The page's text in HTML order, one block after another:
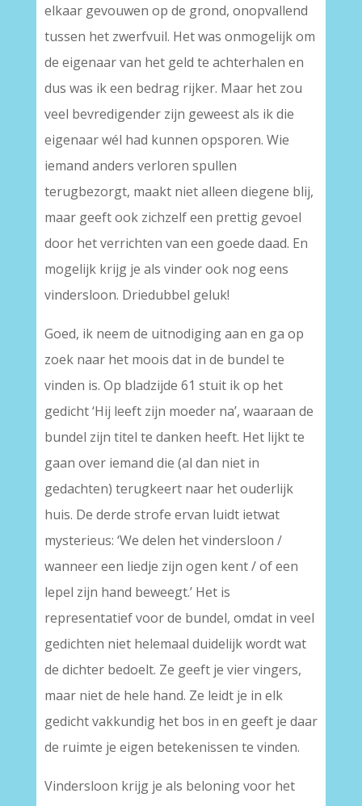
elkaar gevouwen op de grond, onopvallend
tussen het zwerfvuil. Het was onmogelijk om
de eigenaar van het geld te achterhalen en
dus was ik een bedrag rijker. Maar het zou
veel bevredigender zijn geweest als ik die
eigenaar wél had kunnen opsporen. Wie
iemand anders verloren spullen
terugbezorgt, maakt niet alleen diegene blij,
maar geeft ook zichzelf een prettig gevoel
door het verrichten van een goede daad. En
mogelijk krijg je als vinder ook nog eens
vindersloon. Driedubbel geluk!
Goed, ik neem de uitnodiging aan en ga op
zoek naar het moois dat in de bundel te
vinden is. Op bladzijde 61 stuit ik op het
gedicht ‘Hij leeft zijn moeder na’, waaraan de
bundel zijn titel te danken heeft. Het lijkt te
gaan over iemand die (al dan niet in
gedachten) terugkeert naar het ouderlijk
huis. De derde strofe ervan luidt ietwat
mysterieus: ‘We delen het vindersloon /
wanneer een liedje zijn ogen kent / of een
lepel zijn hand beweegt.’ Het is
representatief voor de bundel, omdat in veel
gedichten niet helemaal duidelijk wordt wat
de dichter bedoelt. Ze geeft je vier vingers,
maar niet de hele hand. Ze leidt je in elk
gedicht vakkundig het bos in en geeft je daar
de ruimte je eigen betekenissen te vinden.
Vindersloon krijg je als beloning voor het